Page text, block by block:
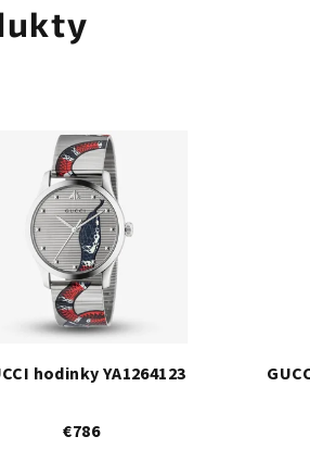
hodinky YA1264123
€786